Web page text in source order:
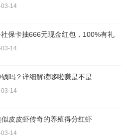
14
保卡抽666元现金红包，100%有礼
14
吗？详细解读哆啦赚是不是
14
皮皮虾传奇的养殖得分红虾
14